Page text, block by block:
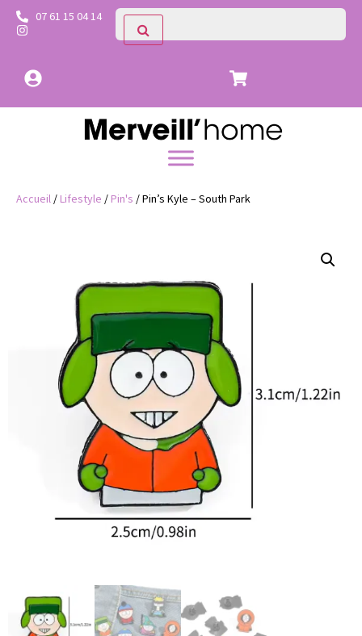
07 61 15 04 14
Accueil /Lifestyle /Pin's / Pin’s Kyle – South Park